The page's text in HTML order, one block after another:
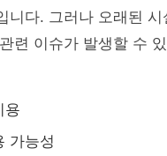
다. 그러나 오래된
관련 이슈가 발생할 수
용
가능성